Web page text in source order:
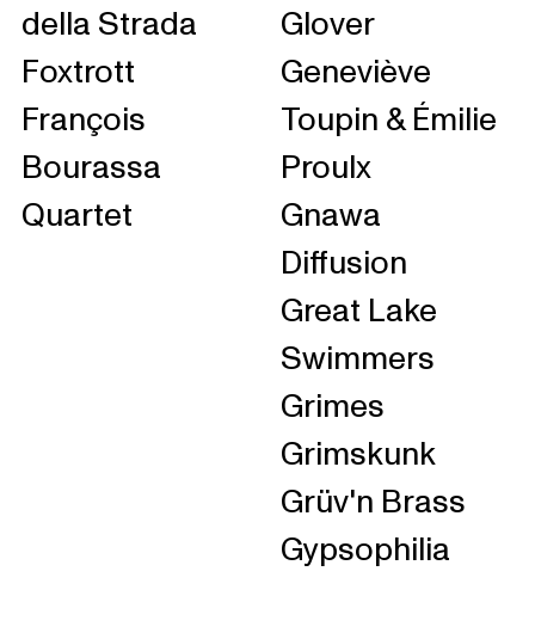
della Strada
Foxtrott
François
Bourassa
Quartet
Glover
Geneviève
Toupin & Émilie
Proulx
Gnawa
Diffusion
Great Lake
Swimmers
Grimes
Grimskunk
Grüv'n Brass
Gypsophilia